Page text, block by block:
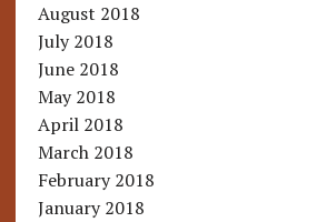
August 2018
July 2018
June 2018
May 2018
April 2018
March 2018
February 2018
January 2018